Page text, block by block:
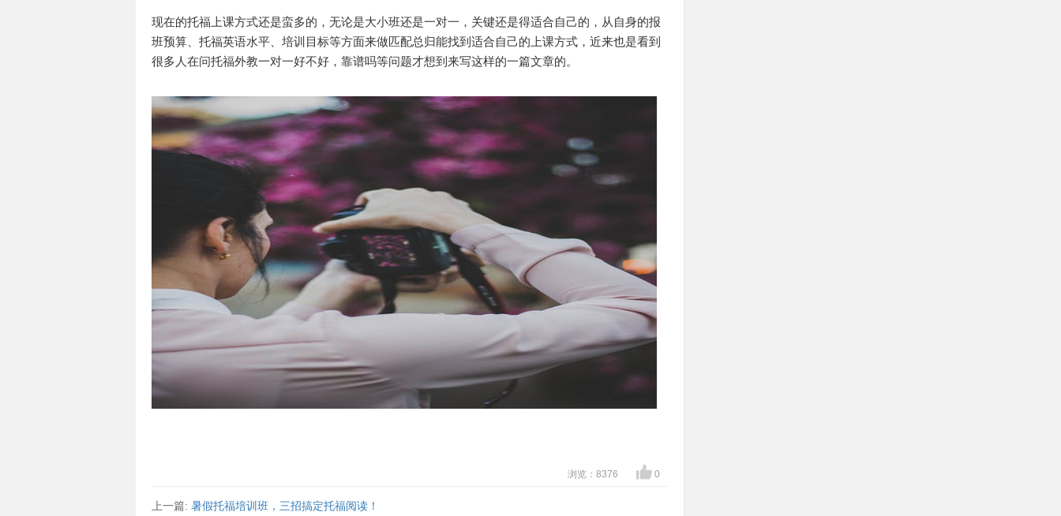
现在的托福上课方式还是蛮多的，无论是大小班还是一对一，关键还是得适合自己的，从自身的报
班预算、托福英语水平、培训目标等方面来做匹配总归能找到适合自己的上课方式，近来也是看到
很多人在问托福外教一对一好不好，靠谱吗等问题才想到来写这样的一篇文章的。
浏览：8376 0
上一篇: 暑假托福培训班，三招搞定托福阅读！